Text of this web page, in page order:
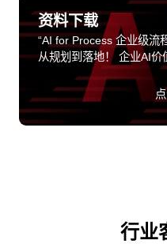
资料下载
“AI for Process 企业级流
从规划到落地！ 企业AI价
行业